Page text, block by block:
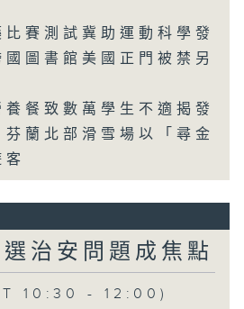
賽測試冀助運動科學發
圖書館美國正門被禁另
餐致數萬學生不適揭發
蘭北部滑雪場以「尋金
治安問題成焦點
10:30 - 12:00)